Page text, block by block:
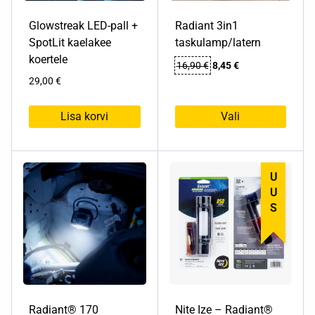
Glowstreak LED-pall +
SpotLit kaelakee
koertele
29,00 €
Lisa korvi
Radiant 3in1
taskulamp/latern
16,90€ Algne
16,90 €.
8,45€Praegune
8,45 €.
Vali
tootel
mitu
varianti.
Valikuid
saab
teha
tootelehel.
Radiant® 170
UUS
Nite Ize – Radiant®